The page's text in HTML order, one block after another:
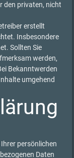
den privaten, nicht
erstellt
Insbesondere
Sollten Sie
werden,
Bekanntwerden
umgehend
persönlichen
Daten